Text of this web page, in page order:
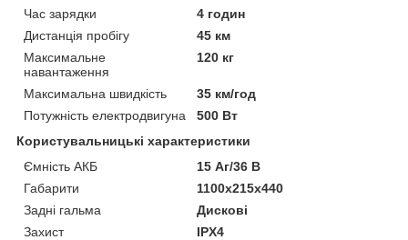
Час зарядки
4 годин
Дистанція пробігу
45 км
Максимальне
навантаження
120 кг
Максимальна швидкість
35 км/год
Потужність електродвигуна
500 Вт
Користувальницькі характеристики
Ємність АКБ
15 Аг/36 В
Габарити
1100х215х440
Задні гальма
Дискові
Захист
IPX4